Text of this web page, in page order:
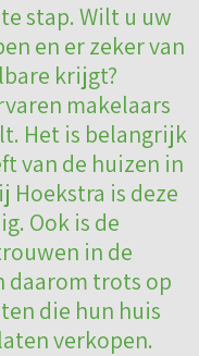
stap. Wilt u uw
en er zeker van
krijgt?
makelaars
Het is belangrijk
van de huizen in
Hoekstra is deze
Ook is de
in de
daarom trots op
die hun huis
verkopen.